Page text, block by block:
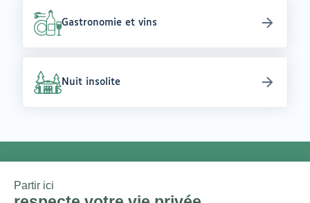
Gastronomie et vins
Nuit insolite
Chaque mois, un thème et une